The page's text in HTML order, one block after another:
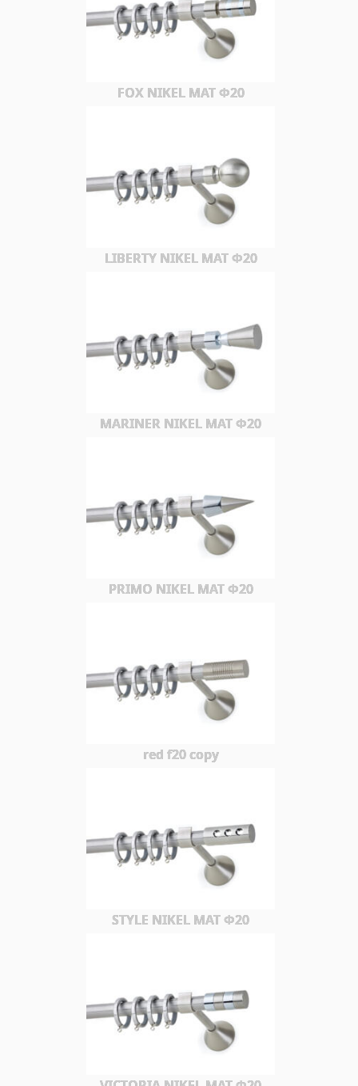
FOX NIKEL MAT Φ20
LIBERTY NIKEL MAT Φ20
MARINER NIKEL MAT Φ20
PRIMO NIKEL MAT Φ20
red f20 copy
STYLE NIKEL MAT Φ20